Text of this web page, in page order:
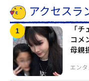
アクセスラ
エンタ
「
コメ
母親